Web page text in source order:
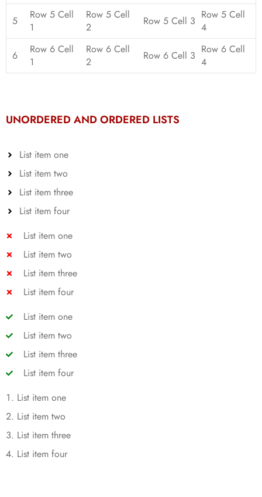
5
Row 5 Cell
1
Row 5 Cell
2
Row 5 Cell 3 Row 5 Cell
4
6
Row 6 Cell
1
Row 6 Cell
2
Row 6 Cell 3 Row 6 Cell
4
UNORDERED AND ORDERED LISTS
List item one
List item two
List item three
List item four
List item one
List item two
List item three
List item four
List item one
List item two
List item three
List item four
List item one
List item two
List item three
List item four